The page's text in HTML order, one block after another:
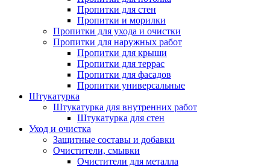
Пропитки для стен
Пропитки и морилки
Пропитки для ухода и очистки
Пропитки для наружных работ
Пропитки для крыши
Пропитки для террас
Пропитки для фасадов
Пропитки универсальные
Штукатурка
Штукатурка для внутренних работ
Штукатурка для стен
Уход и очистка
Защитные составы и добавки
Очистители, смывки
Очистители для металла